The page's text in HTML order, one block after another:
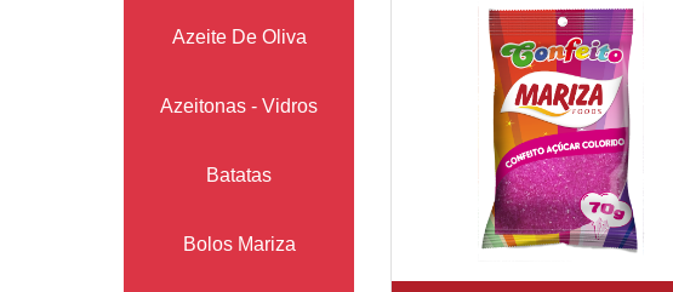
Azeite De Oliva
Azeitonas - Vidros
Batatas
Bolos Mariza